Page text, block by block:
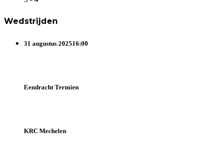
Wedstrijden
31 augustus 202516:00
Eendracht Termien
KRC Mechelen